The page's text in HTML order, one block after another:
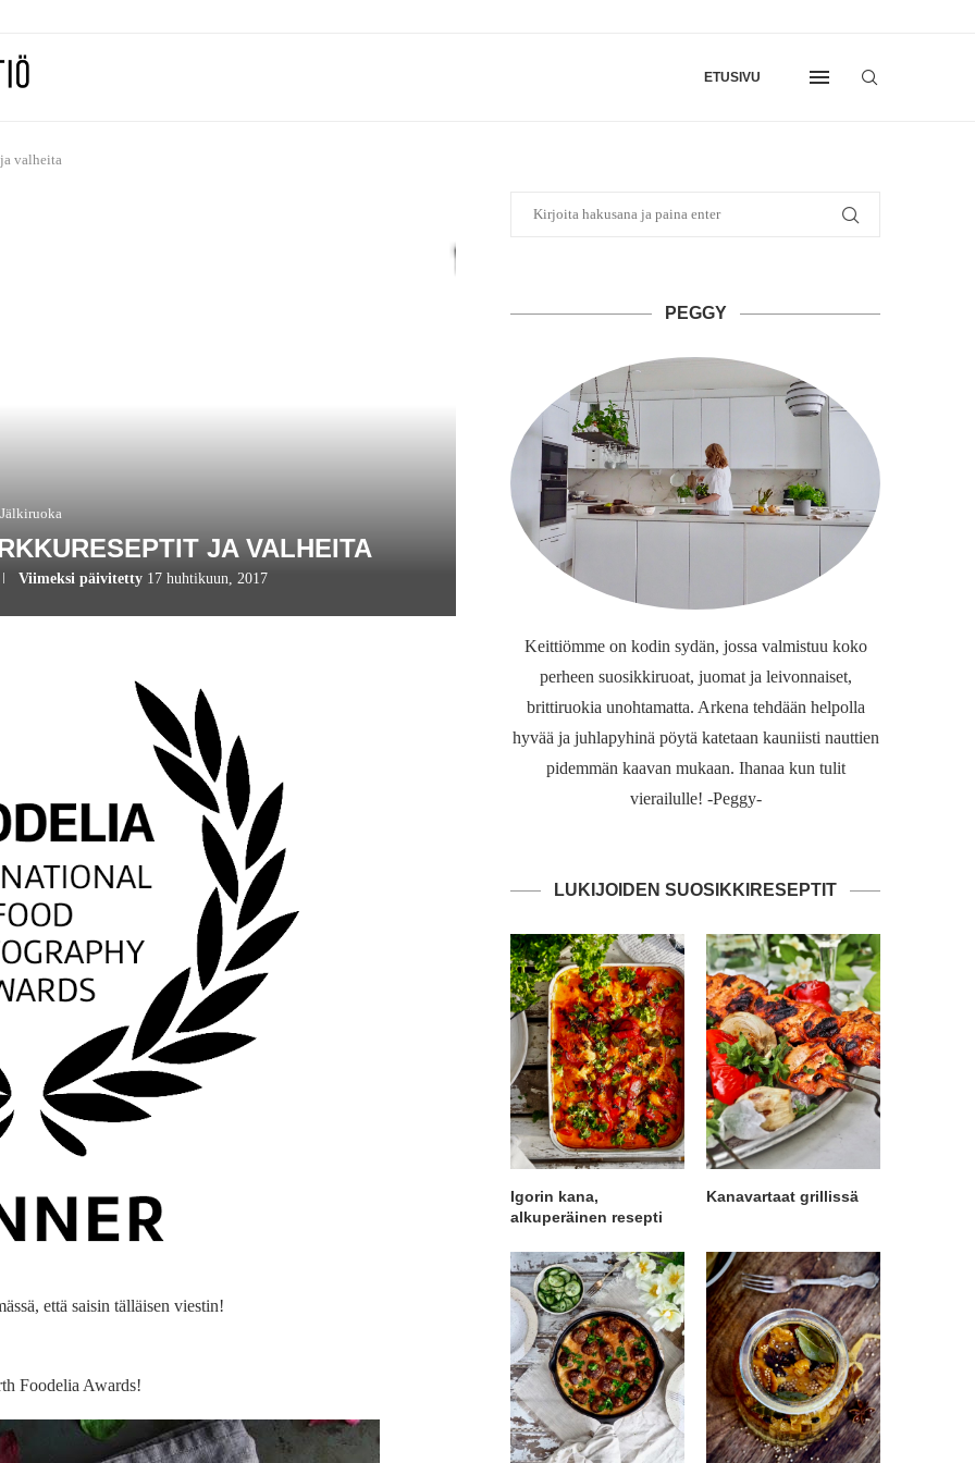
ETUSIVU
valheita
Jälkiruoka
JA VALHEITA
Viimeksi päivitetty 17 huhtikuun, 2017
että saisin tälläisen viestin!
Foodelia Awards!
PEGGY
Keittiömme on kodin sydän, jossa valmistuu koko
perheen suosikkiruoat, juomat ja leivonnaiset,
brittiruokia unohtamatta. Arkena tehdään helpolla
hyvää ja juhlapyhinä pöytä katetaan kauniisti nauttien
pidemmän kaavan mukaan. Ihanaa kun tulit
vierailulle! -Peggy-
LUKIJOIDEN SUOSIKKIRESEPTIT
Igorin kana,
alkuperäinen resepti
Kanavartaat grillissä